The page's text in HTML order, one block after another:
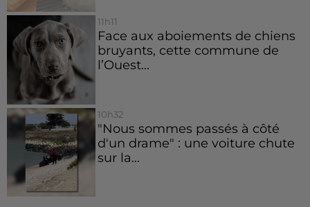
11h11
Face aux aboiements de chiens
bruyants, cette commune de
l’Ouest...
10h32
"Nous sommes passés à côté
d'un drame" : une voiture chute
sur la...